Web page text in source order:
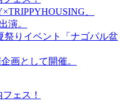
、
演。
りイベント「ナゴパル盆
画として開催。
ェス！